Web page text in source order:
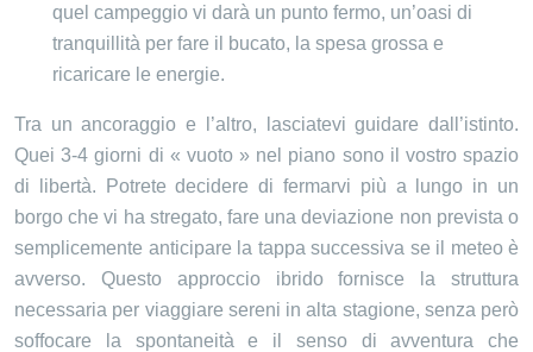
quel campeggio vi darà un punto fermo, un’oasi di
tranquillità per fare il bucato, la spesa grossa e
ricaricare le energie.
Tra un ancoraggio e l’altro, lasciatevi guidare dall’istinto.
Quei 3-4 giorni di « vuoto » nel piano sono il vostro spazio
di libertà. Potrete decidere di fermarvi più a lungo in un
borgo che vi ha stregato, fare una deviazione non prevista o
semplicemente anticipare la tappa successiva se il meteo è
avverso. Questo approccio ibrido fornisce la struttura
necessaria per viaggiare sereni in alta stagione, senza però
soffocare la spontaneità e il senso di avventura che